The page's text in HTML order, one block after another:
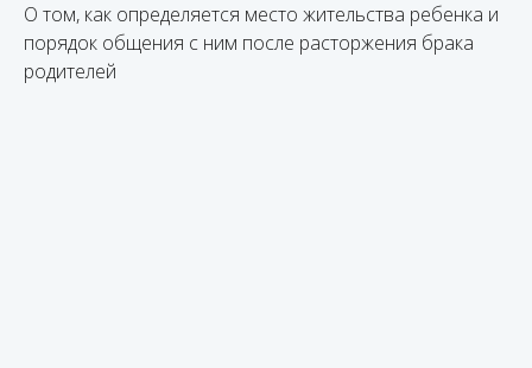
О том, как определяется место жительства ребенка и
порядок общения с ним после расторжения брака
родителей